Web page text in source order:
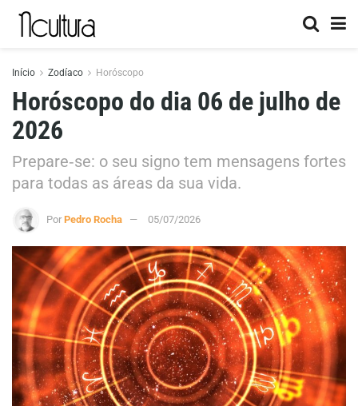
Início Zodíaco Horóscopo
Horóscopo do dia 06 de julho de
2026
Prepare‑se: o seu signo tem mensagens fortes
para todas as áreas da sua vida.
Por Pedro Rocha 05/07/2026